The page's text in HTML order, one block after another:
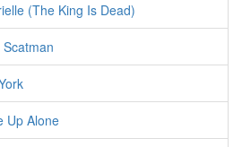
(The King Is Dead)
Up Alone